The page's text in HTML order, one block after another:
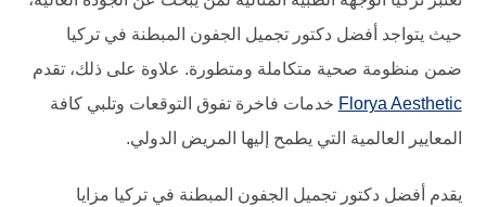
حيث يتواجد أفضل دكتور تجميل الجفون المبطنة في تركيا
ضمن منظومة صحية متكاملة ومتطورة. علاوة على ذلك، تقدم
Florya Aesthetic خدمات فاخرة تفوق التوقعات وتلبي كافة
المعايير العالمية التي يطمح إليها المريض الدولي.
يقدم أفضل دكتور تجميل الجفون المبطنة في تركيا مزايا